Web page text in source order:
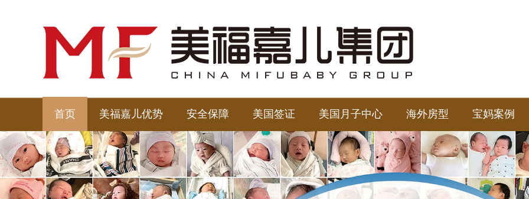
首页 美福嘉儿优势 安全保障 美国签证 美国月子中心 海外房型 宝妈案例